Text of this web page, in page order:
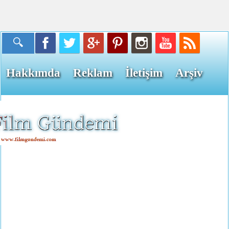
Hakkımda Reklam İletişim Arşiv